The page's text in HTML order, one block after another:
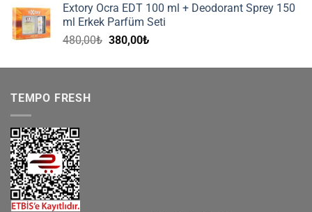
200,00₺.
Extory Ocra EDT 100 ml + Deodorant Sprey 150
ml Erkek Parfüm Seti
480,00₺ Orijinal
480,00₺.
380,00₺Şu
fiyat:
TEMPO FRESH